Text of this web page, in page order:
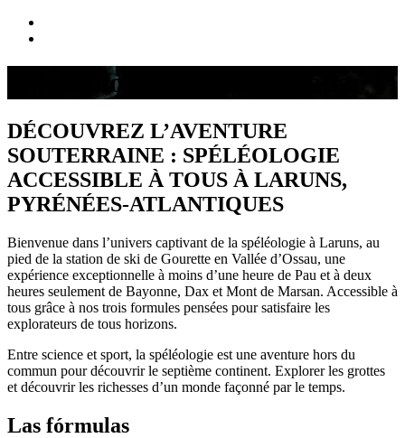
Espeleología Media jornada
DÉCOUVREZ L’AVENTURE
SOUTERRAINE : SPÉLÉOLOGIE
ACCESSIBLE À TOUS À LARUNS,
PYRÉNÉES-ATLANTIQUES
Bienvenue dans l’univers captivant de la spéléologie à Laruns, au
pied de la station de ski de Gourette en Vallée d’Ossau, une
expérience exceptionnelle à moins d’une heure de Pau et à deux
heures seulement de Bayonne, Dax et Mont de Marsan. Accessible à
tous grâce à nos trois formules pensées pour satisfaire les
explorateurs de tous horizons.
Entre science et sport, la spéléologie est une aventure hors du
commun pour découvrir le septième continent. Explorer les grottes
et découvrir les richesses d’un monde façonné par le temps.
Las fórmulas